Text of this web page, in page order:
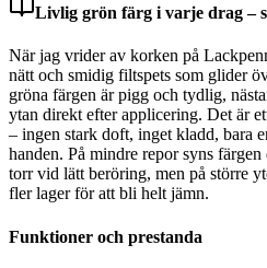
Livlig grön färg i varje drag –
När jag vrider av korken på
nätt och smidig filtspets som glider
gröna färgen är pigg och tydlig,
ytan direkt efter applicering. Det är
– ingen stark doft, inget kladd, bara
handen. På mindre repor syns
torr vid lätt beröring, men på större
fler lager för att bli helt jämn.
Funktioner och prestanda